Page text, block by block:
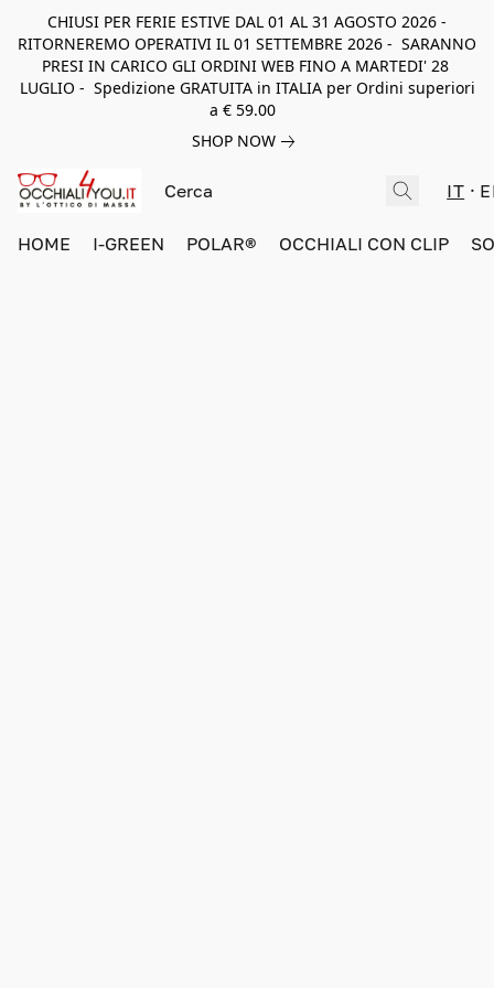
CHIUSI PER FERIE ESTIVE DAL 01 AL 31 AGOSTO 2026 -
RITORNEREMO OPERATIVI IL 01 SETTEMBRE 2026 - SARANNO
PRESI IN CARICO GLI ORDINI WEB FINO A MARTEDI' 28
LUGLIO - Spedizione GRATUITA in ITALIA per Ordini superiori
a € 59.00
SHOP NOW
IT
HOME I-GREEN POLAR® OCCHIALI CON CLIP